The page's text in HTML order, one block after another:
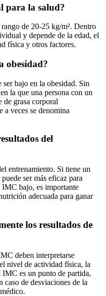
para la salud?
de 20-25 kg/m². Dentro
y depende de la edad, el
física y otros factores.
obesidad?
bajo en la obesidad. Sin
la que una persona con un
grasa corporal
a veces se denomina
del
entrenamiento. Si tiene un
ser más eficaz para
IMC bajo, es importante
adecuada para ganar
los resultados de
deben interpretarse
nivel de actividad física, la
es un punto de partida,
de desviaciones de la